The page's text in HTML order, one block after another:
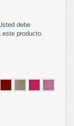
debe
este producto.